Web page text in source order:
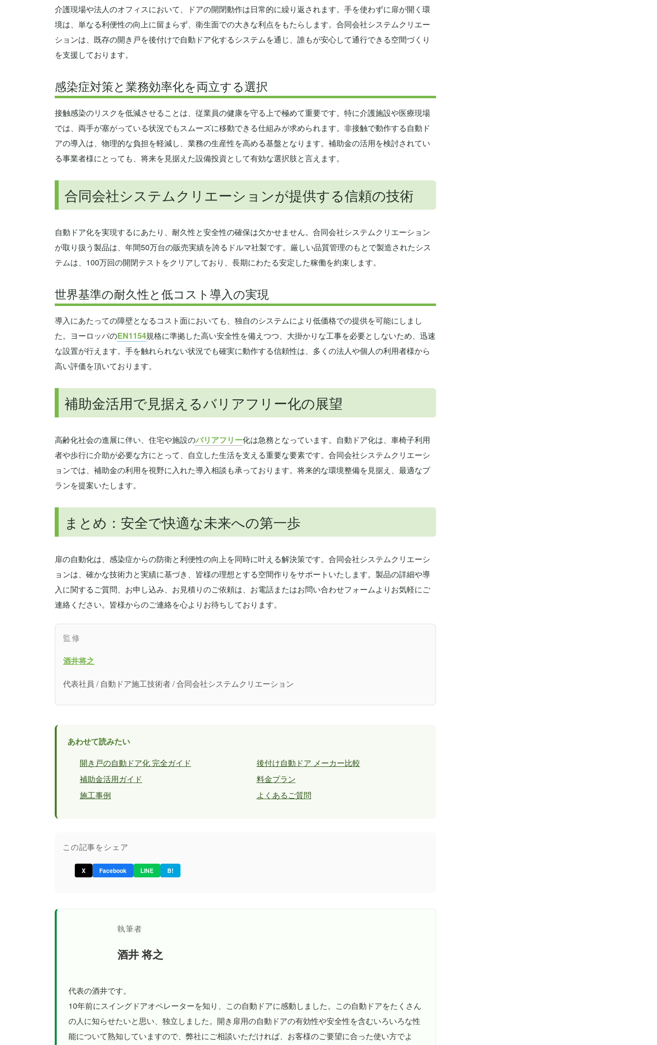
介護現場や法人のオフィスにおいて、ドアの開閉動作は日常的に繰り返されます。手を使わずに扉が開く環
境は、単なる利便性の向上に留まらず、衛生面での大きな利点をもたらします。合同会社システムクリエー
ションは、既存の開き戸を後付けで自動ドア化するシステムを通じ、誰もが安心して通行できる空間づくり
を支援しております。
感染症対策と業務効率化を両立する選択
接触感染のリスクを低減させることは、従業員の健康を守る上で極めて重要です。特に介護施設や医療現場
では、両手が塞がっている状況でもスムーズに移動できる仕組みが求められます。非接触で動作する自動ド
アの導入は、物理的な負担を軽減し、業務の生産性を高める基盤となります。補助金の活用を検討されてい
る事業者様にとっても、将来を見据えた設備投資として有効な選択肢と言えます。
合同会社システムクリエーションが提供する信頼の技術
自動ドア化を実現するにあたり、耐久性と安全性の確保は欠かせません。合同会社システムクリエーション
が取り扱う製品は、年間50万台の販売実績を誇るドルマ社製です。厳しい品質管理のもとで製造されたシス
テムは、100万回の開閉テストをクリアしており、長期にわたる安定した稼働を約束します。
世界基準の耐久性と低コスト導入の実現
導入にあたっての障壁となるコスト面においても、独自のシステムにより低価格での提供を可能にしまし
た。ヨーロッパのEN1154規格に準拠した高い安全性を備えつつ、大掛かりな工事を必要としないため、迅速
な設置が行えます。手を触れられない状況でも確実に動作する信頼性は、多くの法人や個人の利用者様から
高い評価を頂いております。
補助金活用で見据えるバリアフリー化の展望
高齢化社会の進展に伴い、住宅や施設のバリアフリー化は急務となっています。自動ドア化は、車椅子利用
者や歩行に介助が必要な方にとって、自立した生活を支える重要な要素です。合同会社システムクリエーシ
ョンでは、補助金の利用を視野に入れた導入相談も承っております。将来的な環境整備を見据え、最適なプ
ランを提案いたします。
まとめ：安全で快適な未来への第一歩
扉の自動化は、感染症からの防衛と利便性の向上を同時に叶える解決策です。合同会社システムクリエーシ
ョンは、確かな技術力と実績に基づき、皆様の理想とする空間作りをサポートいたします。製品の詳細や導
入に関するご質問、お申し込み、お見積りのご依頼は、お電話またはお問い合わせフォームよりお気軽にご
連絡ください。皆様からのご連絡を心よりお待ちしております。
監修
酒井将之
代表社員 / 自動ドア施工技術者 / 合同会社システムクリエーション
あわせて読みたい
開き戸の自動ドア化 完全ガイド
後付け自動ドア メーカー比較
補助金活用ガイド
料金プラン
施工事例
よくあるご質問
この記事をシェア
X Facebook LINE B!
執筆者
酒井 将之
代表の酒井です。
10年前にスイングドアオペレーターを知り、この自動ドアに感動しました。この自動ドアをたくさん
の人に知らせたいと思い、独立しました。開き扉用の自動ドアの有効性や安全性を含むいろいろな性
能について熟知していますので、弊社にご相談いただければ、お客様のご要望に合った使い方でよ